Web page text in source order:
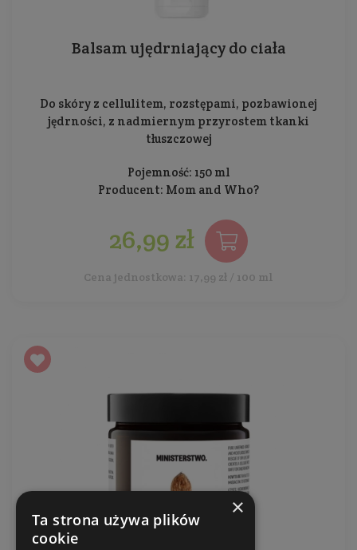
Balsam ujędrniający do ciała
Do skóry z cellulitem, rozstępami, pozbawionej
jędrności, z nadmiernym przyrostem tkanki
tłuszczowej
Pojemność: 150 ml
Producent: Mom and Who?
26,99 zł
Cena jednostkowa: 17,99 zł / 100 ml
×
Ta strona używa plików
cookie